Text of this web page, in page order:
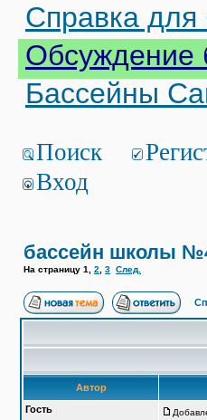
Справка для
Обсуждение
Бассейны
Поиск
Вход
бассейн школы
На страницу 1 2 3 След.
Автор
Гость